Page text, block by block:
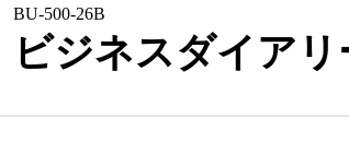
ノート・紙製品 学校ソリューシ
沿革
BU-500-26B
ビジネスダイア